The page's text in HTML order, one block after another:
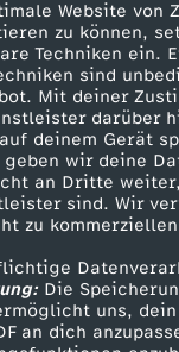
Website von
zu können,
Techniken ein.
sind
Mit deiner
darüber
deinem Gerät
wir deine
an Dritte
sind. Wir
zu
Die
uns,
an dich
Service
Kontakt
Tickets
Hilfe